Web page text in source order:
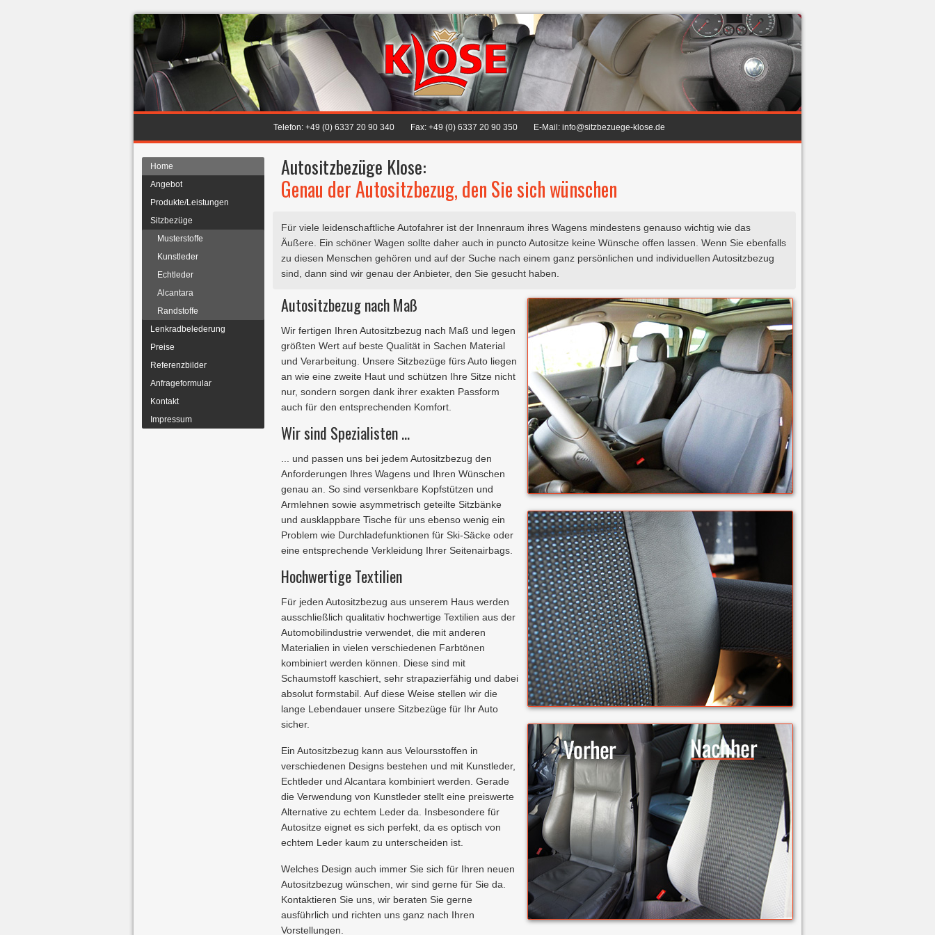
Telefon: +49 (0) 6337 20 90 340 Fax: +49 (0) 6337 20 90 350 E-Mail: info@sitzbezuege-klose.de
Home
Angebot
Produkte/Leistungen
Sitzbezüge
Musterstoffe
Kunstleder
Echtleder
Alcantara
Randstoffe
Lenkradbelederung
Preise
Referenzbilder
Anfrageformular
Kontakt
Impressum
Autositzbezüge Klose:
Genau der Autositzbezug, den Sie sich wünschen
Für viele leidenschaftliche Autofahrer ist der Innenraum ihres Wagens mindestens genauso wichtig wie das
Äußere. Ein schöner Wagen sollte daher auch in puncto Autositze keine Wünsche offen lassen. Wenn Sie ebenfalls
zu diesen Menschen gehören und auf der Suche nach einem ganz persönlichen und individuellen Autositzbezug
sind, dann sind wir genau der Anbieter, den Sie gesucht haben.
Autositzbezug nach Maß
Wir fertigen Ihren Autositzbezug nach Maß und legen
größten Wert auf beste Qualität in Sachen Material
und Verarbeitung. Unsere Sitzbezüge fürs Auto liegen
an wie eine zweite Haut und schützen Ihre Sitze nicht
nur, sondern sorgen dank ihrer exakten Passform
auch für den entsprechenden Komfort.
Wir sind Spezialisten ...
... und passen uns bei jedem Autositzbezug den
Anforderungen Ihres Wagens und Ihren Wünschen
genau an. So sind versenkbare Kopfstützen und
Armlehnen sowie asymmetrisch geteilte Sitzbänke
und ausklappbare Tische für uns ebenso wenig ein
Problem wie Durchladefunktionen für Ski-Säcke oder
eine entsprechende Verkleidung Ihrer Seitenairbags.
Hochwertige Textilien
Für jeden Autositzbezug aus unserem Haus werden
ausschließlich qualitativ hochwertige Textilien aus der
Automobilindustrie verwendet, die mit anderen
Materialien in vielen verschiedenen Farbtönen
kombiniert werden können. Diese sind mit
Schaumstoff kaschiert, sehr strapazierfähig und dabei
absolut formstabil. Auf diese Weise stellen wir die
lange Lebendauer unsere Sitzbezüge für Ihr Auto
sicher.
Ein Autositzbezug kann aus Veloursstoffen in
verschiedenen Designs bestehen und mit Kunstleder,
Echtleder und Alcantara kombiniert werden. Gerade
die Verwendung von Kunstleder stellt eine preiswerte
Alternative zu echtem Leder da. Insbesondere für
Autositze eignet es sich perfekt, da es optisch von
echtem Leder kaum zu unterscheiden ist.
Welches Design auch immer Sie sich für Ihren neuen
Autositzbezug wünschen, wir sind gerne für Sie da.
Kontaktieren Sie uns, wir beraten Sie gerne
ausführlich und richten uns ganz nach Ihren
Vorstellungen.